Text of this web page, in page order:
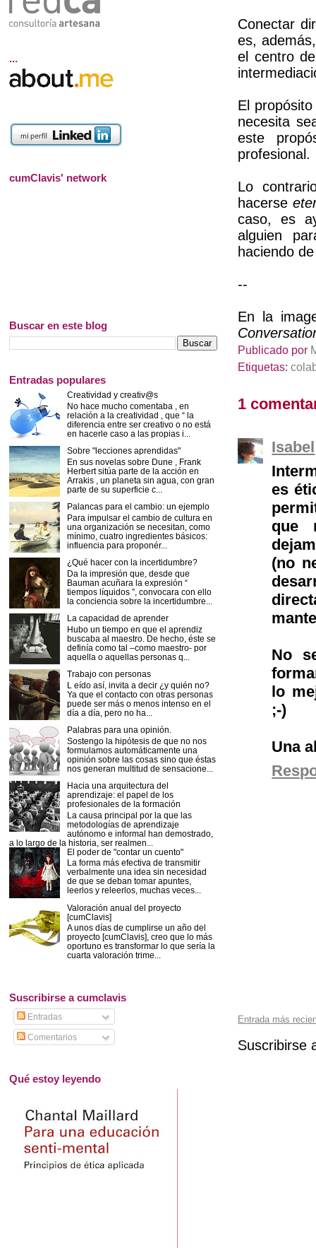
Conectar
es,
el centro
El
necesita
este
profesional.
Lo
hacerse
caso, es
alguien
haciendo
--
En la
Publicado por
Etiquetas:
1
Isabel
es
que
(no
No
lo
;-)
Una
Entrada más
Suscribirse
...
cumClavis' network
Buscar en este blog
Entradas populares
Creatividad y creativ@s
No hace mucho comentaba , en
relación a la creatividad , que “ la
diferencia entre ser creativo o no está
en hacerle caso a las propias i...
Sobre "lecciones aprendidas"
En sus novelas sobre Dune , Frank
Herbert sitúa parte de la acción en
Arrakis , un planeta sin agua, con gran
parte de su superficie c...
Palancas para el cambio: un ejemplo
Para impulsar el cambio de cultura en
una organización se necesitan, como
mínimo, cuatro ingredientes básicos:
influencia para proponér...
¿Qué hacer con la incertidumbre?
Da la impresión que, desde que
Bauman acuñara la expresión “
tiempos líquidos ”, convocara con ello
la conciencia sobre la incertidumbre...
La capacidad de aprender
Hubo un tiempo en que el aprendiz
buscaba al maestro. De hecho, éste se
definía como tal –como maestro- por
aquella o aquellas personas q...
Trabajo con personas
L eído así, invita a decir ¿y quién no?
Ya que el contacto con otras personas
puede ser más o menos intenso en el
día a día, pero no ha...
Palabras para una opinión.
Sostengo la hipótesis de que no nos
formulamos automáticamente una
opinión sobre las cosas sino que éstas
nos generan multitud de sensacione...
Hacia una arquitectura del
aprendizaje: el papel de los
profesionales de la formación
La causa principal por la que las
metodologías de aprendizaje
autónomo e informal han demostrado,
a lo largo de la historia, ser realmen...
El poder de "contar un cuento"
La forma más efectiva de transmitir
verbalmente una idea sin necesidad
de que se deban tomar apuntes,
leerlos y releerlos, muchas veces...
Valoración anual del proyecto
[cumClavis]
A unos días de cumplirse un año del
proyecto [cumClavis], creo que lo más
oportuno es transformar lo que sería la
cuarta valoración trime...
Suscribirse a cumclavis
Entradas
Comentarios
Qué estoy leyendo